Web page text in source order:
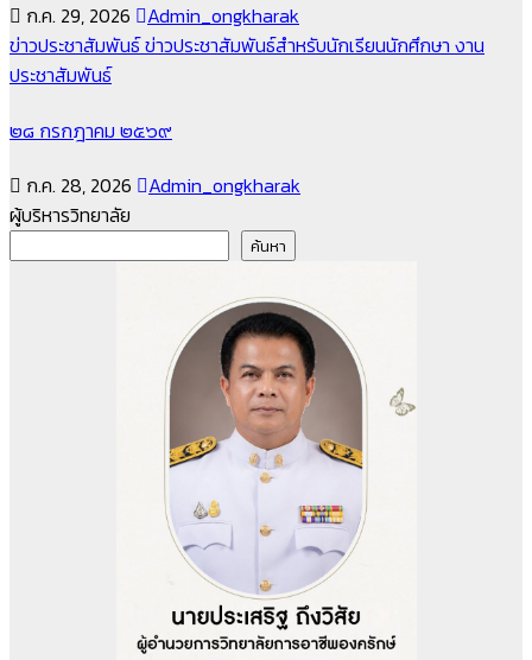
ก.ค. 29, 2026
Admin_ongkharak
ข่าวประชาสัมพันธ์ข่าวประชาสัมพันธ์สำหรับนักเรียนนักศึกษา งาน
ประชาสัมพันธ์
๒๘ กรกฎาคม ๒๕๖๙
ก.ค. 28, 2026
Admin_ongkharak
ผู้บริหารวิทยาลัย
ค้นหา